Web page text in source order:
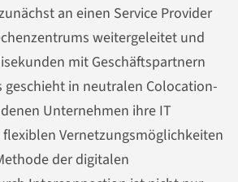
an einen Service Provider
weitergeleitet und
mit Geschäftspartnern
geschieht in neutralen Colocation-
Unternehmen ihre IT
Vernetzungsmöglichkeiten
der digitalen